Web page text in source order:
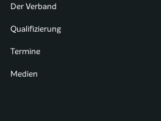
Der Verband
Qualifizierung
Termine
Medien